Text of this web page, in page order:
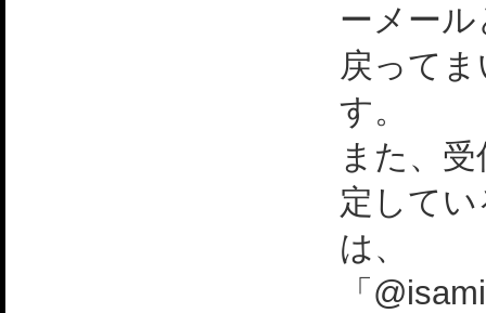
ーメー
戻って
す。
また、
定して
は、
「